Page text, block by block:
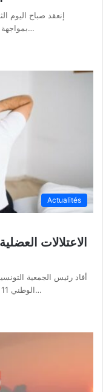
إنعقد صباح اليوم
بمواجهة الجولة 11 من الرابطة الاولى بين النادي الإفريقي…
Actualités
الاعتلالات
أفاد رئيس الجمعية
الوطني 11 لطب الشغل التي تنظمه الجمعية التونسية لطب…